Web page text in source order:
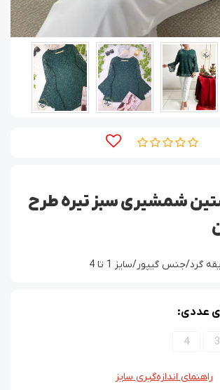
شمشیری سبز تیره طرح
جنس گیپور/سایز 1 تا 4
عددی:
3
4
راهنمای اندازه‌گیری سایز